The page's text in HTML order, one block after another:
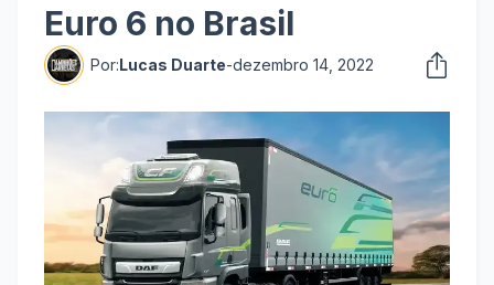
Euro 6 no Brasil
Por:Lucas Duarte-dezembro 14, 2022